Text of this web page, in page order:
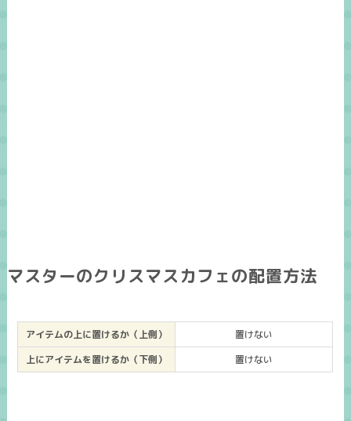
マスターのクリスマスカフェの配置方法
アイテムの上に置けるか（上側）
置けない
上にアイテムを置けるか（下側）
置けない